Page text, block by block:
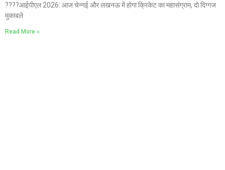
????आईपीएल 2026: आज चेन्नई और लखनऊ में होगा क्रिकेट का महासंग्राम, दो दिग्गज
मुकाबले
Read More »